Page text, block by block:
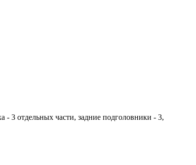
- 3 отдельных части, задние подголовники - 3,